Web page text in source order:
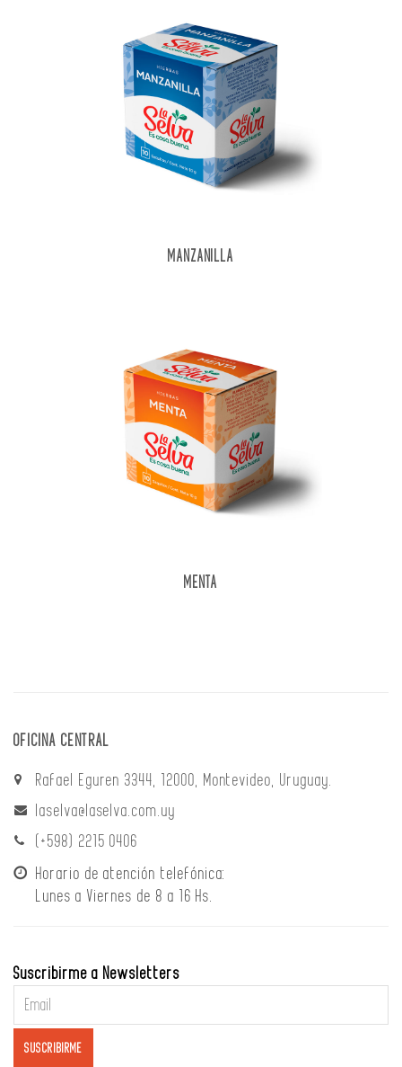
MANZANILLA
MENTA
OFICINA CENTRAL
Rafael Eguren 3344, 12000, Montevideo, Uruguay.
laselva@laselva.com.uy
(+598) 2215 0406
Horario de atención telefónica:
Lunes a Viernes de 8 a 16 Hs.
Suscribirme a Newsletters